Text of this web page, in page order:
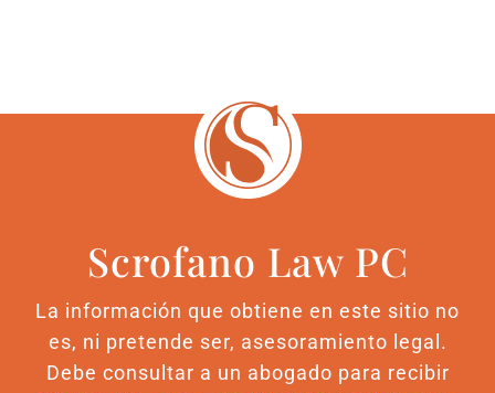
Scrofano Law PC
La información que obtiene en este sitio no
es, ni pretende ser, asesoramiento legal.
Debe consultar a un abogado para recibir